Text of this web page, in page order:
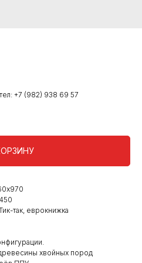
+7 (982) 938 69 57
так, еврокнижка
хвойных пород